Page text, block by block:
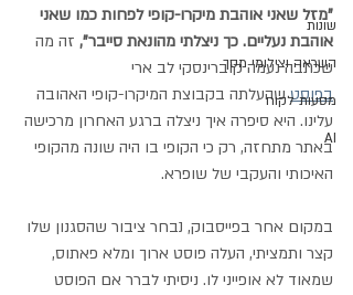
שונות
השראה וצילומי מסך
מסעות לקוח
AI
"מזל שאני אוהבת מיקרו-קופי לפחות כמו שאני
אוהבת נעליים. כך ניצלתי מהונאת סייבר", זה מה
שכתבה נעמה קוברינסקי לב ארי
בפוסט שהעלתה בקבוצת המיקרו-קופי האהובה
עלינו. היא סיפרה איך ניצלה ברגע האחרון מרכישה
באתר מתחזה, רק כי הקופי בו היה שונה מהקופי
האיכותי והעקבי של שופרא.
במקום אחר בפייסבוק, נבחר ציבור שהסגנון שלו
קצר ותמציתי, העלה פוסט ארוך ומלא פאתוס,
שמאוד לא אופייני לו. ניסיתי לברר אם הפוסט